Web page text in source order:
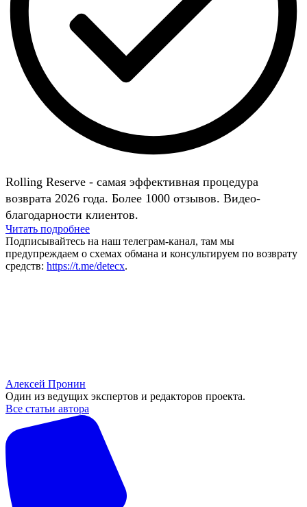
Rolling Reserve - самая эффективная процедура
возврата 2026 года. Более 1000 отзывов. Видео-
благодарности клиентов.
Читать подробнее
Подписывайтесь на наш телеграм-канал, там мы
предупреждаем о схемах обмана и консультируем по возврату
средств: https://t.me/detecx.
Алексей Пронин
Один из ведущих экспертов и редакторов проекта.
Все статьи автора